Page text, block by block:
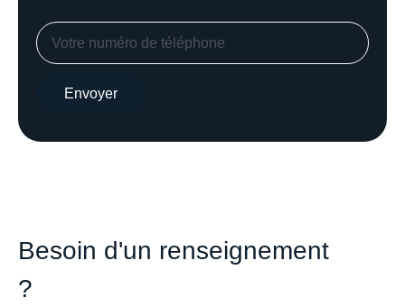
Envoyer
Besoin d'un renseignement
?